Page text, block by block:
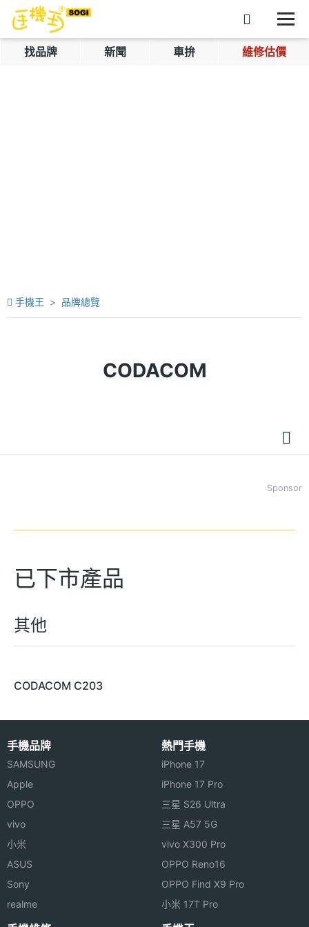
找品牌 新聞 車拚 維修估價
手機王 品牌總覽
CODACOM
Sponsor
已下市產品
其他
CODACOM C203
手機品牌
SAMSUNG
Apple
OPPO
vivo
小米
ASUS
Sony
realme
熱門手機
iPhone 17
iPhone 17 Pro
三星 S26 Ultra
三星 A57 5G
vivo X300 Pro
OPPO Reno16
OPPO Find X9 Pro
小米 17T Pro